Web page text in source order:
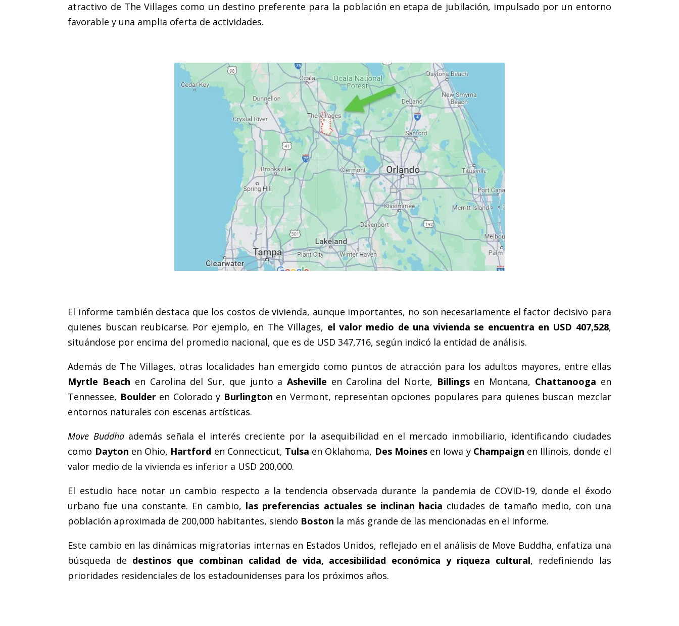
atractivo de The Villages como un destino preferente para la población en etapa de jubilación, impulsado por un entorno
favorable y una amplia oferta de actividades.
El informe también destaca que los costos de vivienda, aunque importantes, no son necesariamente el factor decisivo para
quienes buscan reubicarse. Por ejemplo, en The Villages, el valor medio de una vivienda se encuentra en USD 407,528,
situándose por encima del promedio nacional, que es de USD 347,716, según indicó la entidad de análisis.
Además de The Villages, otras localidades han emergido como puntos de atracción para los adultos mayores, entre ellas
Myrtle Beach en Carolina del Sur, que junto aAsheville en Carolina del Norte, Billingsen Montana, Chattanooga en
Tennessee, Boulderen Colorado y Burlington en Vermont, representan opciones populares para quienes buscan mezclar
entornos naturales con escenas artísticas.
Move Buddhaademás señala el interés creciente por la asequibilidad en el mercado inmobiliario, identificando ciudades
como Dayton en Ohio, Hartford en Connecticut, Tulsa en Oklahoma, Des Moinesen Iowa y Champaign en Illinois, donde el
valor medio de la vivienda es inferior a USD 200,000.
El estudio hace notar un cambio respecto a la tendencia observada durante la pandemia de COVID-19, donde el éxodo
urbano fue una constante. En cambio, las preferencias actuales se inclinan hacia ciudades de tamaño medio, con una
población aproximada de 200,000 habitantes, siendo Boston la más grande de las mencionadas en el informe.
Este cambio en las dinámicas migratorias internas en Estados Unidos, reflejado en el análisis de Move Buddha, enfatiza una
búsqueda de destinos que combinan calidad de vida, accesibilidad económica y riqueza cultural, redefiniendo las
prioridades residenciales de los estadounidenses para los próximos años.